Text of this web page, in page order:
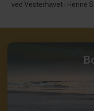
ved Vesterhavet i Henne